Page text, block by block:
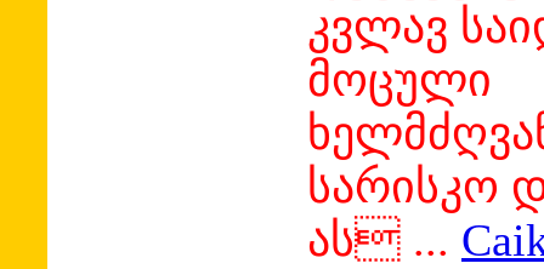
კვლავ
მოცული
სარისკო
ას ...